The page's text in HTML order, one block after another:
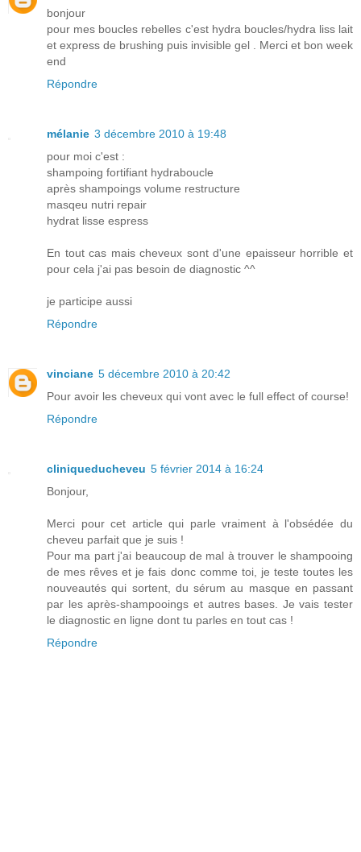
bonjour
pour mes boucles rebelles c'est hydra boucles/hydra liss lait
et express de brushing puis invisible gel . Merci et bon week
end
Répondre
mélanie 3 décembre 2010 à 19:48
pour moi c'est :
shampoing fortifiant hydraboucle
après shampoings volume restructure
masqeu nutri repair
hydrat lisse espress
En tout cas mais cheveux sont d'une epaisseur horrible et
pour cela j'ai pas besoin de diagnostic ^^
je participe aussi
Répondre
vinciane 5 décembre 2010 à 20:42
Pour avoir les cheveux qui vont avec le full effect of course!
Répondre
cliniqueducheveu 5 février 2014 à 16:24
Bonjour,
Merci pour cet article qui parle vraiment à l'obsédée du
cheveu parfait que je suis !
Pour ma part j'ai beaucoup de mal à trouver le shampooing
de mes rêves et je fais donc comme toi, je teste toutes les
nouveautés qui sortent, du sérum au masque en passant
par les après-shampooings et autres bases. Je vais tester
le diagnostic en ligne dont tu parles en tout cas !
Répondre